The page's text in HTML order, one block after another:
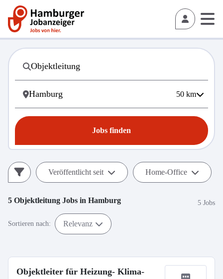
50 km
Jobs finden
Veröffentlicht seit Home-Office
5 Objektleitung Jobs in Hamburg 5 Jobs
Sortieren nach: Relevanz
Objektleiter für Heizung- Klima-